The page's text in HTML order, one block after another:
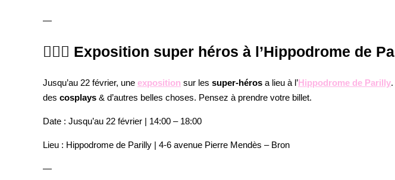
—
🦸🏻‍♂️ Exposition super héros à l’Hippodrome de
Jusqu’au 22 février, une exposition sur les super-héros a lieu à l’Hippodrome de Parilly
des cosplays & d’autres belles choses. Pensez à prendre votre billet.
Date : Jusqu’au 22 février | 14:00 – 18:00
Lieu : Hippodrome de Parilly | 4-6 avenue Pierre Mendès – Bron
—